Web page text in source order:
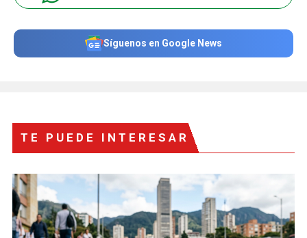
Síguenos en Google News
TE PUEDE INTERESAR